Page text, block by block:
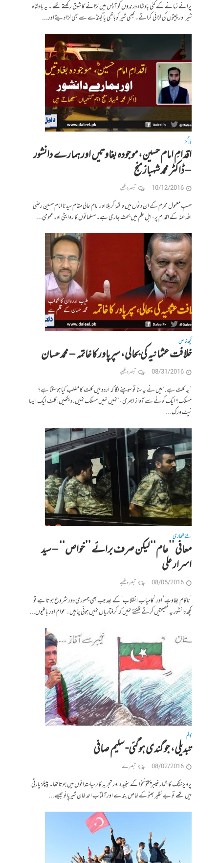
پرانے زمانے کے کئی بادشاہ درندوں کو آپس میں لڑانے کا شوق رکھتے تھے ۔ یہ بادشاہ
شیر اور چیتوں کی لڑائی کراتے۔ کبھی شیر کو ہاتھی یا گینڈے سے بھی لڑا دیتے اور...
بلاگز
اقدامِ امام حسین، موجودہ بغاوتیں اور ہمارے دانشور
– ڈاکٹر محمد شہباز منج
10/12/2016 تبصرہ لکھیے
حسبِ معمول محرم کے ان دنوں میں واقعۂ کربلا اور امام عالی مقام سیدنا امام حسین رضی
اللہ عنہ کے اقدام پر، اہل علم میں بحث جاری ہے۔ مسلمانوں کا روایتی اور عمومی...
کچھ خاص
خلافت عثمانیہ کی بحالی، سپرپاور کا خاتمہ – محمد حسان
08/31/2016 تبصرہ لکھیے
”یہ کلٹ ہے.“ میں نے یہ سنا تو سوچنے لگا کہ اردو میں کلٹ کا مطلب کیا ہوسکتا ہے؟
مسلک؟ ایک کونے سے آواز ابھری، ”نہیں نہیں مسلک نہیں. دیکھیں! کلٹ ایک ایسا
نیٹ ورک...
نئے لکھاری
معافی ’’عام‘‘ لیکن صرف برائے ’’خواص‘‘ – سید
اسرار علی
08/05/2016 تبصرہ لکھیے
’ناکام بغاوت‘ اور ’کامیاب انقلاب‘ کے بعد جب بھی جمہوری دور شروع ہوتا ہے تو
کچھ دانشور یہ نصیحتیں کرتے تھکتے نہیں کہ گرفتاریاں نہیں ہونی چاہیں۔ عوام اور باغیوں...
کالم
تبدیلی، جو گندی ہوگئی- سلیم صافی
08/02/2016 تبصرے
پرویز خٹک کا شمار خیبرپختونخوا کے سنجیدہ اور تجربہ کار سیاستدانوں میں ہوتا تھا۔ پیپلز پارٹی
میں تھے تو بے نظیر بھٹو کے خاص بندے اورآفتاب احمد خان شیرپائو جیسے...